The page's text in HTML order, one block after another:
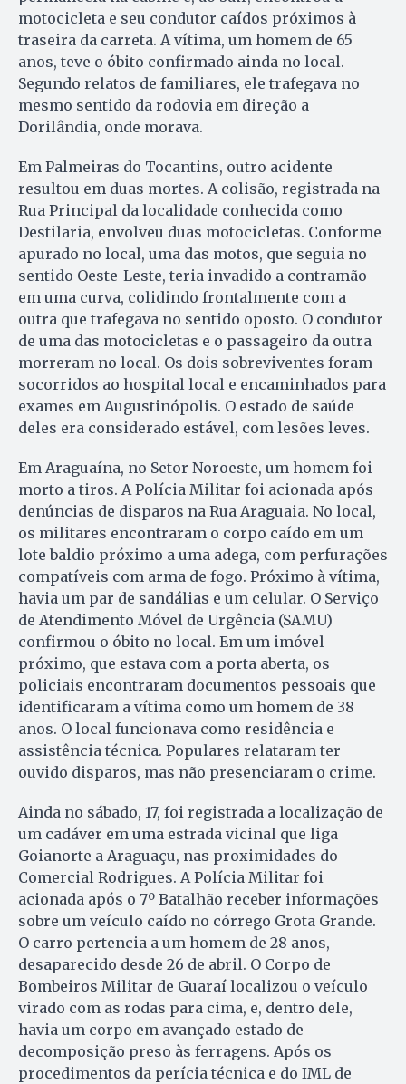
motocicleta e seu condutor caídos próximos à
traseira da carreta. A vítima, um homem de 65
anos, teve o óbito confirmado ainda no local.
Segundo relatos de familiares, ele trafegava no
mesmo sentido da rodovia em direção a
Dorilândia, onde morava.
Em Palmeiras do Tocantins, outro acidente
resultou em duas mortes. A colisão, registrada na
Rua Principal da localidade conhecida como
Destilaria, envolveu duas motocicletas. Conforme
apurado no local, uma das motos, que seguia no
sentido Oeste-Leste, teria invadido a contramão
em uma curva, colidindo frontalmente com a
outra que trafegava no sentido oposto. O condutor
de uma das motocicletas e o passageiro da outra
morreram no local. Os dois sobreviventes foram
socorridos ao hospital local e encaminhados para
exames em Augustinópolis. O estado de saúde
deles era considerado estável, com lesões leves.
Em Araguaína, no Setor Noroeste, um homem foi
morto a tiros. A Polícia Militar foi acionada após
denúncias de disparos na Rua Araguaia. No local,
os militares encontraram o corpo caído em um
lote baldio próximo a uma adega, com perfurações
compatíveis com arma de fogo. Próximo à vítima,
havia um par de sandálias e um celular. O Serviço
de Atendimento Móvel de Urgência (SAMU)
confirmou o óbito no local. Em um imóvel
próximo, que estava com a porta aberta, os
policiais encontraram documentos pessoais que
identificaram a vítima como um homem de 38
anos. O local funcionava como residência e
assistência técnica. Populares relataram ter
ouvido disparos, mas não presenciaram o crime.
Ainda no sábado, 17, foi registrada a localização de
um cadáver em uma estrada vicinal que liga
Goianorte a Araguaçu, nas proximidades do
Comercial Rodrigues. A Polícia Militar foi
acionada após o 7º Batalhão receber informações
sobre um veículo caído no córrego Grota Grande.
O carro pertencia a um homem de 28 anos,
desaparecido desde 26 de abril. O Corpo de
Bombeiros Militar de Guaraí localizou o veículo
virado com as rodas para cima, e, dentro dele,
havia um corpo em avançado estado de
decomposição preso às ferragens. Após os
procedimentos da perícia técnica e do IML de